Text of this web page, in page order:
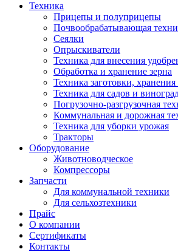
Техника
Прицепы и полуприцепы
Почвообрабатывающая
Сеялки
Опрыскиватели
Техника для внесения
Обработка и хранение зерна
Техника заготовки,
Техника для садов и
Погрузочно-разгрузочная
Коммунальная и дорожная
Техника для уборки урожая
Тракторы
Оборудование
Животноводческое
Компрессоры
Запчасти
Для коммунальной техники
Для сельхозтехники
Прайс
О компании
Сертификаты
Контакты